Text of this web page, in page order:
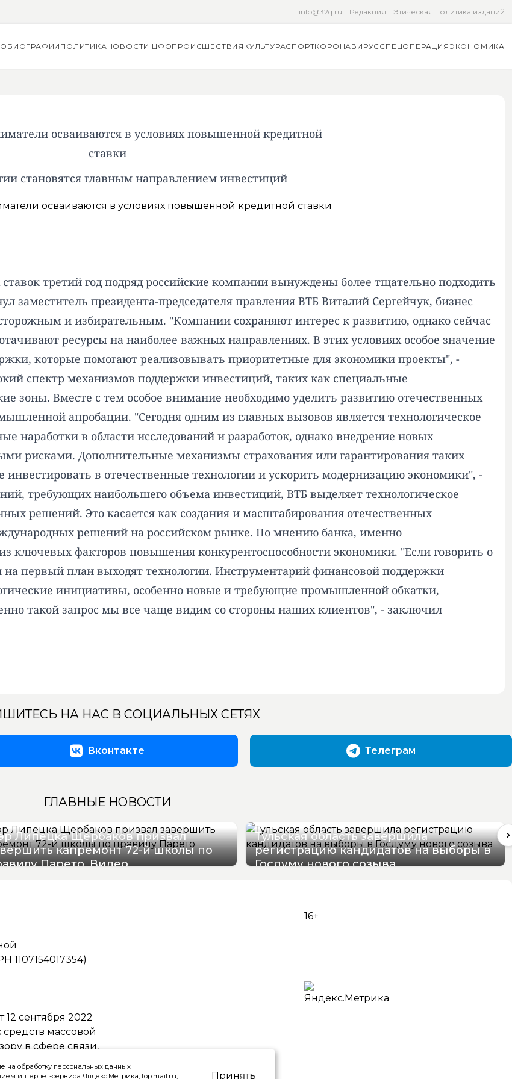
info@32q.ru Редакция Этическая политика изданий
БИОГРАФИИ ПОЛИТИКАНОВОСТИ ЦФОПРОИСШЕСТВИЯ КУЛЬТУРАСПОРТКОРОНАВИРУССПЕЦОПЕРАЦИЯЭКОНОМИКА
осваиваются в условиях повышенной кредитной
ставки
становятся главным направлением инвестиций
третий год подряд российские компании вынуждены более тщательно подходить
заместитель президента-председателя правления ВТБ Виталий Сергейчук, бизнес
и избирательным. "Компании сохраняют интерес к развитию, однако сейчас
ресурсы на наиболее важных направлениях. В этих условиях особое значение
которые помогают реализовывать приоритетные для экономики проекты", -
спектр механизмов поддержки инвестиций, таких как специальные
зоны. Вместе с тем особое внимание необходимо уделить развитию отечественных
апробации. "Сегодня одним из главных вызовов является технологическое
наработки в области исследований и разработок, однако внедрение новых
рисками. Дополнительные механизмы страхования или гарантирования таких
в отечественные технологии и ускорить модернизацию экономики", -
требующих наибольшего объема инвестиций, ВТБ выделяет технологическое
решений. Это касается как создания и масштабирования отечественных
решений на российском рынке. По мнению банка, именно
ключевых факторов повышения конкурентоспособности экономики. "Если говорить о
на первый план выходят технологии. Инструментарий финансовой поддержки
инициативы, особенно новые и требующие промышленной обкатки,
такой запрос мы все чаще видим со стороны наших клиентов", - заключил
НА НАС В СОЦИАЛЬНЫХ СЕТЯХ
Вконтакте Телеграм
ГЛАВНЫЕ НОВОСТИ
Липецка Щербаков призвал
капремонт 72-й школы по
Парето. Видео
Тульская область завершила
регистрацию кандидатов на выборы в
Госдуму нового созыва
сентября 2022
средств массовой
в сфере связи,
16+
на обработку персональных данных
интернет-сервиса Яндекс.Метрика, top.mail.ru,
Принять